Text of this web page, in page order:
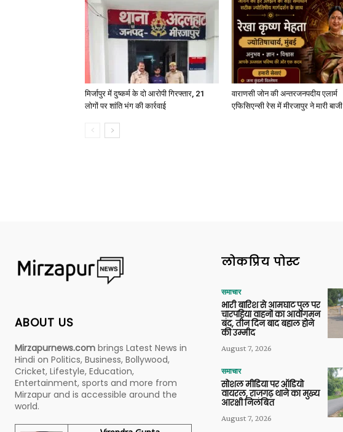
मिर्जापुर में दुष्कर्म के दो आरोपी गिरफ्तार, 21
लोगों पर शांति भंग की कार्रवाई
वाराणसी जोन की अन्तरजनपदीय एलार्म
एफिसिएन्सी रेस में मीरजापुर ने मारी बाजी
ABOUT US
Mirzapurnews.com brings Latest News in
Hindi on Politics, Business, Bollywood,
Cricket, Lifestyle, Education,
Entertainment, sports and more from
Mirzapur and is accessible around the
world.
लोकप्रिय पोस्ट
समाचार
भारी बारिश से आमघाट पुल पर
चारपहिया वाहनों का आवागमन
बंद, तीन दिन बाद बहाल होने
की उम्मीद
August 7, 2026
समाचार
सोशल मीडिया पर ऑडियो
वायरल, राजगढ़ थाने का मुख्य
आरक्षी निलंबित
August 7, 2026